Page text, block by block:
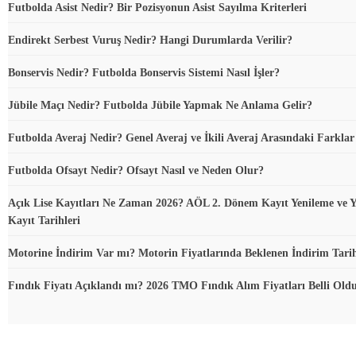
Futbolda Asist Nedir? Bir Pozisyonun Asist Sayılma Kriterleri
Endirekt Serbest Vuruş Nedir? Hangi Durumlarda Verilir?
Bonservis Nedir? Futbolda Bonservis Sistemi Nasıl İşler?
Jübile Maçı Nedir? Futbolda Jübile Yapmak Ne Anlama Gelir?
Futbolda Averaj Nedir? Genel Averaj ve İkili Averaj Arasındaki Farklar
Futbolda Ofsayt Nedir? Ofsayt Nasıl ve Neden Olur?
Açık Lise Kayıtları Ne Zaman 2026? AÖL 2. Dönem Kayıt Yenileme ve
Kayıt Tarihleri
Motorine İndirim Var mı? Motorin Fiyatlarında Beklenen İndirim
Fındık Fiyatı Açıklandı mı? 2026 TMO Fındık Alım Fiyatları Belli